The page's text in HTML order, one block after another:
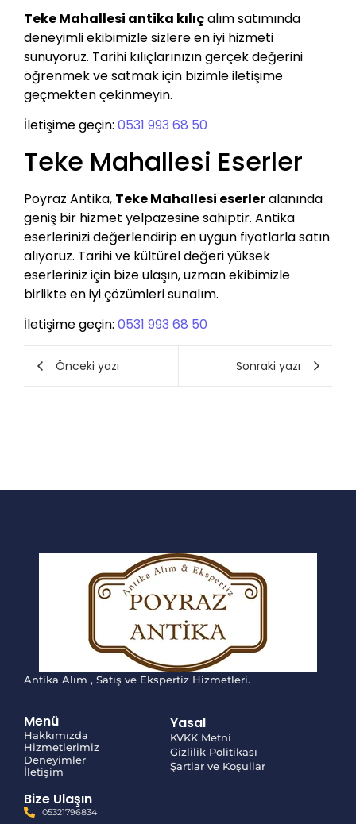
Teke Mahallesi antika kılıçalım satımında
deneyimli ekibimizle sizlere en iyi hizmeti
sunuyoruz. Tarihi kılıçlarınızın gerçek değerini
öğrenmek ve satmak için bizimle iletişime
geçmekten çekinmeyin.
İletişime geçin: 0531 993 68 50
Teke Mahallesi Eserler
Poyraz Antika, Teke Mahallesi eserleralanında
geniş bir hizmet yelpazesine sahiptir. Antika
eserlerinizi değerlendirip en uygun fiyatlarla satın
alıyoruz. Tarihi ve kültürel değeri yüksek
eserleriniz için bize ulaşın, uzman ekibimizle
birlikte en iyi çözümleri sunalım.
İletişime geçin: 0531 993 68 50
Önceki yazı Sonraki yazı
Antika Alım , Satış ve Ekspertiz Hizmetleri.
Menü
Hakkımızda
Hizmetlerimiz
Deneyimler
İletişim
Yasal
KVKK Metni
Gizlilik Politikası
Şartlar ve Koşullar
Bize Ulaşın
05321796834